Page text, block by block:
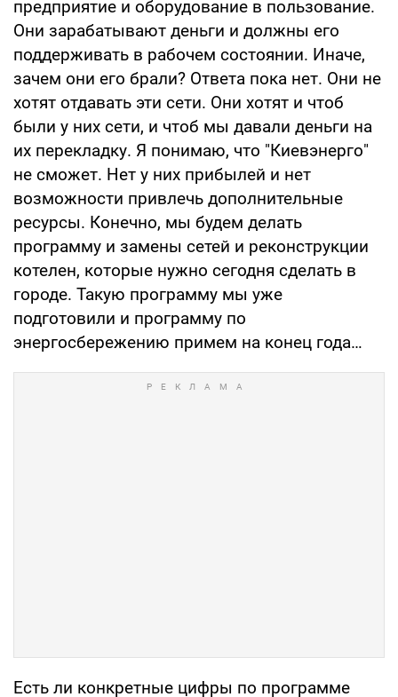
предприятие и оборудование в пользование.
Они зарабатывают деньги и должны его
поддерживать в рабочем состоянии. Иначе,
зачем они его брали? Ответа пока нет. Они не
хотят отдавать эти сети. Они хотят и чтоб
были у них сети, и чтоб мы давали деньги на
их перекладку. Я понимаю, что "Киевэнерго"
не сможет. Нет у них прибылей и нет
возможности привлечь дополнительные
ресурсы. Конечно, мы будем делать
программу и замены сетей и реконструкции
котелен, которые нужно сегодня сделать в
городе. Такую программу мы уже
подготовили и программу по
энергосбережению примем на конец года…
Есть ли конкретные цифры по программе